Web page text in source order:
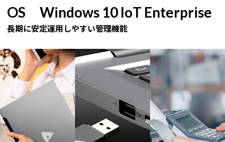
OS Windows 10 IoT Enterprise
長期に安定運用しやすい管理機能